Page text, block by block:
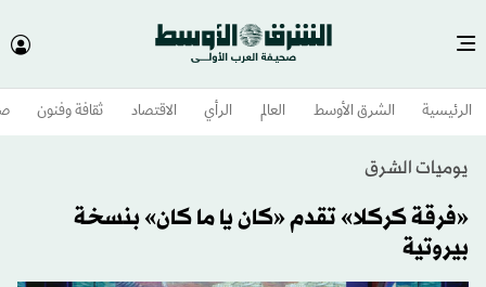
الرئيسية الشرق الأوسط​ العالم الرأي الاقتصاد ثقافة وفنون
يوميات الشرق
«فرقة كركلا» تقدم «كان يا ما كان» بنسخة
بيروتية